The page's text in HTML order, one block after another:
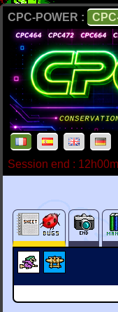
CPC-POWER :
Session end :